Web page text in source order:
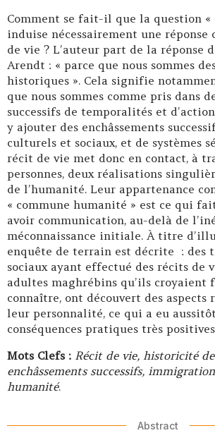
Comment se fait-il que la question «
induise nécessairement une
de vie ? L’auteur part de la réponse
Arendt : « parce que nous sommes
historiques ». Cela signifie
que nous sommes comme pris dans
successifs de temporalités et
y ajouter des enchâssements
culturels et sociaux, et de systèmes
récit de vie met donc en contact, à
personnes, deux réalisations
de l’humanité. Leur appartenance
« commune humanité » est ce qui
avoir communication, au-delà de
méconnaissance initiale. À titre
enquête de terrain est décrite : des
sociaux ayant effectué des récits de
adultes maghrébins qu’ils croyaient
connaître, ont découvert des aspects
leur personnalité, ce qui a eu
conséquences pratiques très
Mots Clefs : Récit de vie, historicité
enchâssements successifs,
humanité.
Abstract